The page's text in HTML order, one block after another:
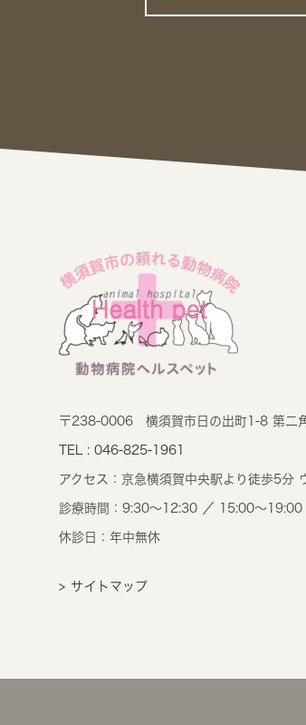
〒238-0006 横須賀市日の出町1-8 第二
TEL : 046-825-1961
アクセス： 京急横須賀中央駅より徒歩5分
診療時間： 9:30～12:30 ／ 15:00～19:00
休診日：年中無休
> サイトマップ